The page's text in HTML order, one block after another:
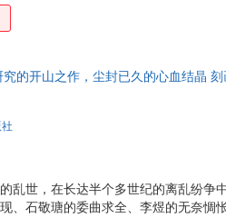
究的开山之作，尘封已久的心血结晶
乱世，在长达半个多世纪的离乱纷争
、石敬瑭的委曲求全、李煜的无奈惆